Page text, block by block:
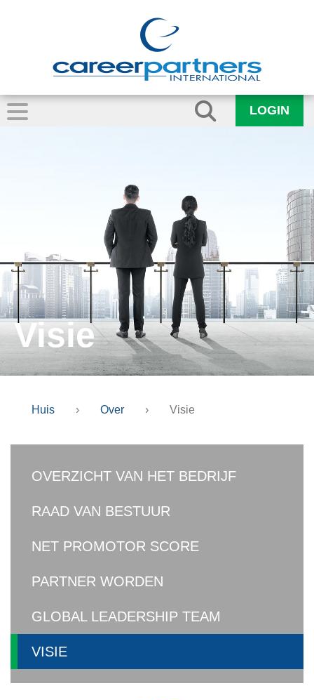
LOGIN
Visie
Huis › Over › Visie
OVERZICHT VAN HET BEDRIJF
RAAD VAN BESTUUR
NET PROMOTOR SCORE
PARTNER WORDEN
GLOBAL LEADERSHIP TEAM
VISIE